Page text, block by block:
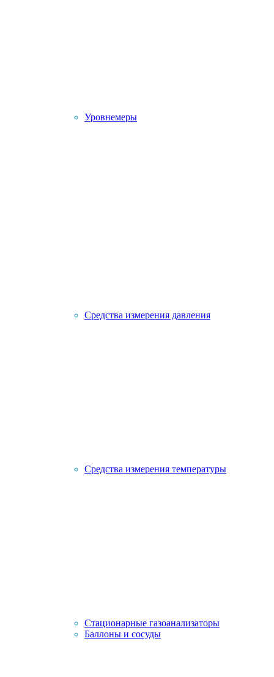
Уровнемеры
Средства измерения давления
Средства измерения температуры
Стационарные газоанализаторы
Баллоны и сосуды